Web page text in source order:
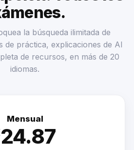
la búsqueda ilimitada de
de práctica, explicaciones de AI
de recursos, en más de 20
idiomas.
Mensual
24.87